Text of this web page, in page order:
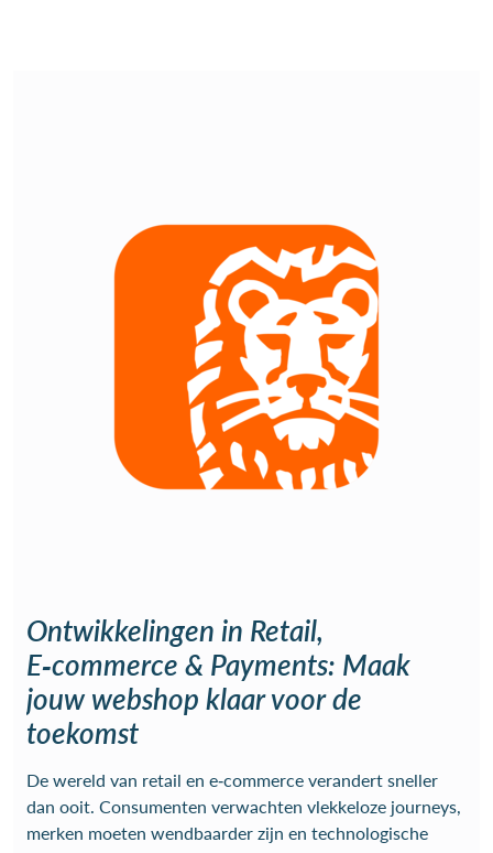
Ontwikkelingen in Retail,
E‑commerce & Payments: Maak
jouw webshop klaar voor de
toekomst
De wereld van retail en e‑commerce verandert sneller
dan ooit. Consumenten verwachten vlekkeloze journeys,
merken moeten wendbaarder zijn en technologische